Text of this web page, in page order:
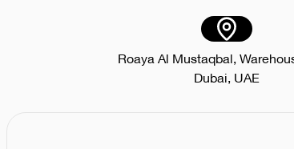
Roaya Al Mustaqbal,
Dubai, UAE